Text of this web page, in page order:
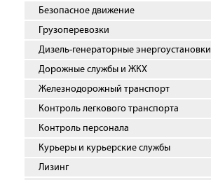
Безопасное движение
Грузоперевозки
Дизель-генераторные энергоустановки
Дорожные службы и ЖКХ
Железнодорожный транспорт
Контроль легкового транспорта
Контроль персонала
Курьеры и курьерские службы
Лизинг